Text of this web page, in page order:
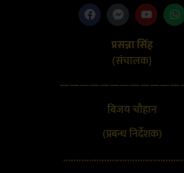
प्रसन्ना सिंह
(संचालक}
बिजय चौहान
(प्रबन्ध निर्देशक)